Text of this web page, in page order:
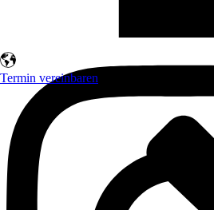
Termin vereinbaren